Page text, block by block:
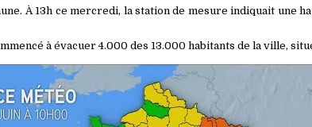
À 13h ce mercredi, la station de mesure indiquait une
à évacuer 4.000 des 13.000 habitants de la ville,